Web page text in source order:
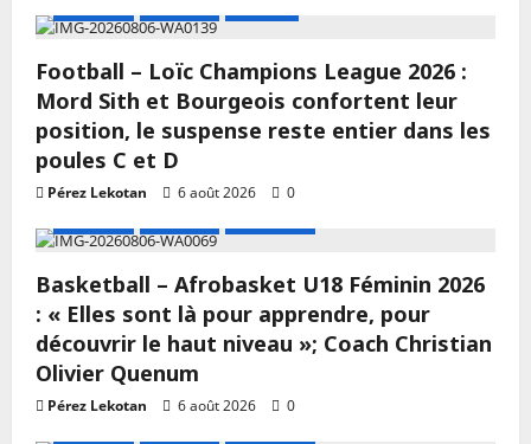
Football – Loïc Champions League 2026 :
Mord Sith et Bourgeois confortent leur
position, le suspense reste entier dans les
poules C et D
Pérez Lekotan 6 août 2026
0
Basketball – Afrobasket U18 Féminin 2026
: « Elles sont là pour apprendre, pour
découvrir le haut niveau »; Coach Christian
Olivier Quenum
Pérez Lekotan 6 août 2026
0